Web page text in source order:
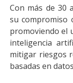
Con más de 30
su compromiso
promoviendo el
inteligencia
mitigar riesgos
basadas en